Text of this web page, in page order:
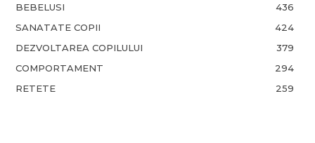
BEBELUSI
436
SANATATE COPII
424
DEZVOLTAREA COPILULUI
379
COMPORTAMENT
294
RETETE
259